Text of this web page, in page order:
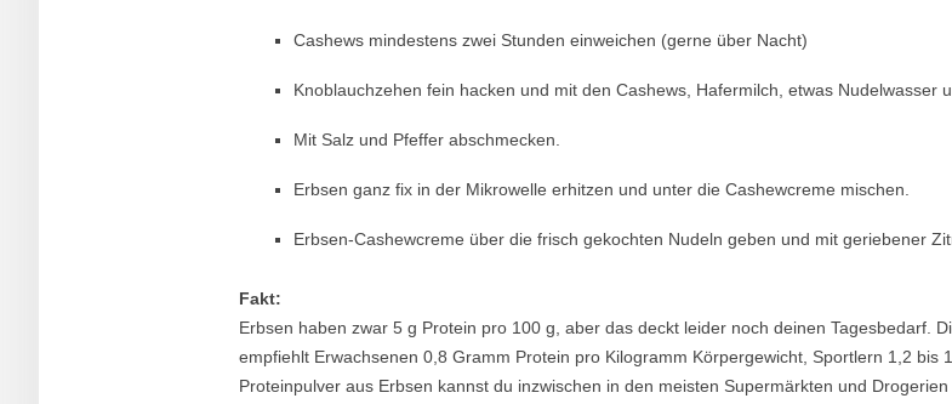
Cashews mindestens zwei Stunden einweichen (gerne über Nacht)
Knoblauchzehen fein hacken und mit den Cashews, Hafermilch, etwas Nudelwasser
Mit Salz und Pfeffer abschmecken.
Erbsen ganz fix in der Mikrowelle erhitzen und unter die Cashewcreme mischen.
Erbsen-Cashewcreme über die frisch gekochten Nudeln geben und mit geriebener
Fakt:
Erbsen haben zwar 5 g Protein pro 100 g, aber das deckt leider noch deinen Tagesbedarf.
empfiehlt Erwachsenen 0,8 Gramm Protein pro Kilogramm Körpergewicht, Sportlern 1,2 bis
Proteinpulver aus Erbsen kannst du inzwischen in den meisten Supermärkten und